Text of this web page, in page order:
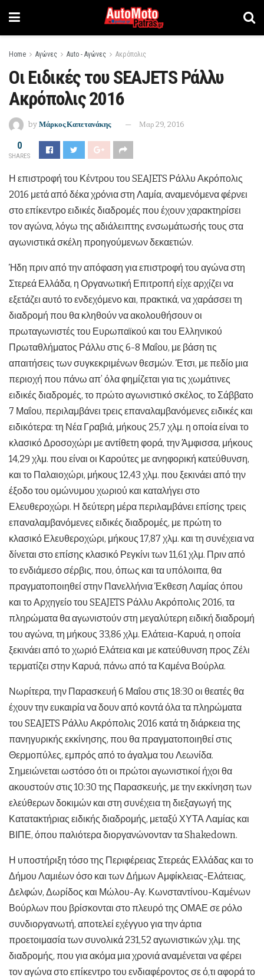
Home Αγώνες Auto - Αγώνες Ακρόπολις
Οι Ειδικές του SEAJETS Ράλλυ
Ακρόπολις 2016
by Μάρκος Καπετανάκης Μαρ 29, 2016
0
SHARES
Η επιστροφή του Κέντρου του SEAJETS Ράλλυ Ακρόπολις
2016 μετά από δέκα χρόνια στη Λαμία, αναμενόμενα φέρνει
στο επίκεντρο ειδικές διαδρομές που έχουν χαρακτηρίσει
τον αγώνα, λόγω της αδιάλειπτης ενσωμάτωσής τους στα
αγωνιστικά σκέλη προηγούμενων δεκαετιών.
Ήδη πριν από την απόφαση για επιστροφή του αγώνα στη
Στερεά Ελλάδα, η Οργανωτική Επιτροπή είχε αρχίζει να
εξετάζει αυτό το ενδεχόμενο και, πρακτικά, να χαράσσει τη
διαδρομή που θα κληθούν να ακολουθήσουν οι
πρωταγωνιστές του Ευρωπαϊκού και του Ελληνικού
Πρωταθλήματος Ράλλυ στις 6-8 Μαΐου, με βάση τις
απαιτήσεις των συγκεκριμένων θεσμών. Έτσι, με πεδίο μια
περιοχή που πάνω απ’ όλα φημίζεται για τις χωμάτινες
ειδικές διαδρομές, το πρώτο αγωνιστικό σκέλος, το Σάββατο
7 Μαΐου, περιλαμβάνει τρεις επαναλαμβανόμενες ειδικές και
ειδικότερα: τη Νέα Γραβιά, μήκους 25,7 χλμ. η οποία είναι το
κλασικό Δροσοχώρι με αντίθετη φορά, την Άμφισσα, μήκους
14,29 χλμ. που είναι οι Καρούτες με ανηφορική κατεύθυνση,
και το Παλαιοχώρι, μήκους 12,43 χλμ. που ξεκινάει από την
έξοδο του ομώνυμου χωριού και καταλήγει στο
Ελευθεροχώρι. Η δεύτερη μέρα περιλαμβάνει επίσης τρεις
επαναλαμβανόμενες ειδικές διαδρομές, με πρώτη το
κλασικό Ελευθεροχώρι, μήκους 17,87 χλμ. και τη συνέχεια να
δίνεται στο επίσης κλασικό Ρεγκίνι των 11,61 χλμ. Πριν από
το ενδιάμεσο σέρβις, που, όπως και τα υπόλοιπα, θα
πραγματοποιηθεί στην Πανελλήνια Έκθεση Λαμίας όπου
και το Αρχηγείο του SEAJETS Ράλλυ Ακρόπολις 2016, τα
πληρώματα θα αγωνιστούν στη μεγαλύτερη ειδική διαδρομή
του αγώνα, τη μήκους 33,86 χλμ. Ελάτεια-Καρυά, η οποία
ξεκινάει από το χωριό Ελάτεια και με κατεύθυνση προς Ζέλι
τερματίζει στην Καρυά, πάνω από τα Καμένα Βούρλα.
Νωρίτερα, την Παρασκευή 6 Μαΐου στις 18:30 οι θεατές θα
έχουν την ευκαιρία να δουν από κοντά όλα τα πληρώματα
του SEAJETS Ράλλυ Ακρόπολις 2016 κατά τη διάρκεια της
πανηγυρικής εκκίνησης, που θα πραγματοποιηθεί στις
Θερμοπύλες, εμπρός από το άγαλμα του Λεωνίδα.
Σημειώνεται ωστόσο ότι οι πρώτοι αγωνιστικοί ήχοι θα
ακουστούν στις 10:30 της Παρασκευής, με την εκκίνηση των
ελεύθερων δοκιμών και στη συνέχεια τη διεξαγωγή της
Κατατακτήριας ειδικής διαδρομής, μεταξύ ΧΥΤΑ Λαμίας και
ΒΙΠΕ, όπου παλιότερα διοργανώνονταν τα Shakedown.
Η υποστήριξη τόσο της Περιφέρειας Στερεάς Ελλάδας και το
Δήμου Λαμιέων όσο και των Δήμων Αμφίκλειας-Ελάτειας,
Δελφών, Δωρίδος και Μώλου-Αγ. Κωνσταντίνου-Καμένων
Βούρλων που βρίσκονται στο πλευρό της ΟΜΑΕ σε ρόλο
συνδιοργανωτή, αποτελεί εχέγγυο για την άρτια
προετοιμασία των συνολικά 231,52 αγωνιστικών χλμ. της
διαδρομής, που για ακόμα μια χρονιά αναμένεται να φέρει
τον αγώνα στο επίκεντρο του ενδιαφέροντος σε ό,τι αφορά το